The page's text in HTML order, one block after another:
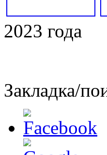
2023 года
Закладка/